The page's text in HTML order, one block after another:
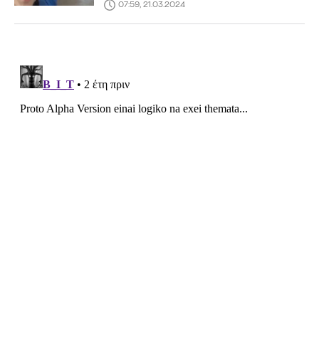
07:59, 21.03.2024